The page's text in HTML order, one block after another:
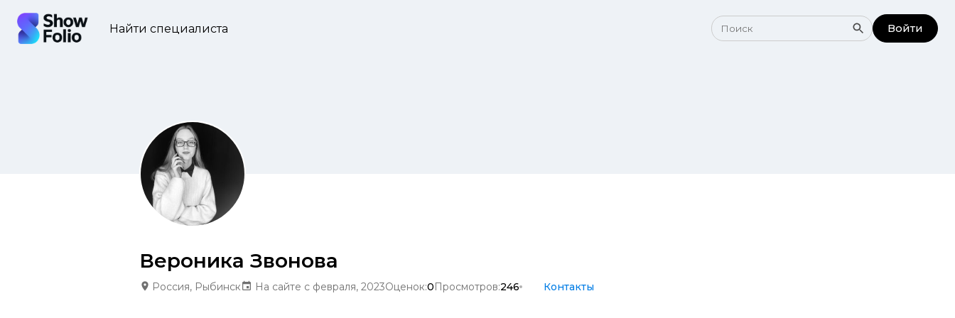
Найти специалиста Войти
Вероника Звонова
Россия, Рыбинск На сайте с февраля, 2023Оценок:0Просмотров:246 Контакты